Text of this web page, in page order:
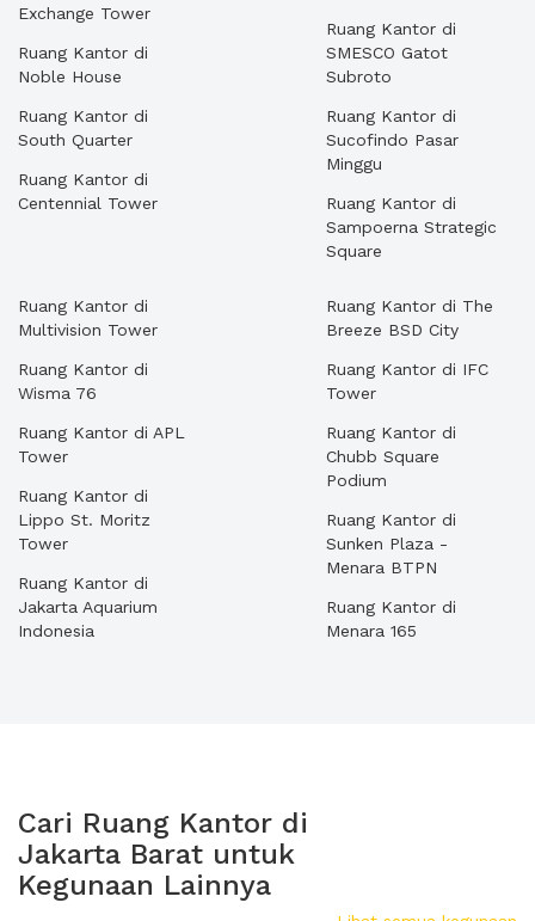
Exchange Tower
Ruang Kantor di
Noble House
Ruang Kantor di
South Quarter
Ruang Kantor di
Centennial Tower
Ruang Kantor di
SMESCO Gatot
Subroto
Ruang Kantor di
Sucofindo Pasar
Minggu
Ruang Kantor di
Sampoerna Strategic
Square
Ruang Kantor di
Multivision Tower
Ruang Kantor di
Wisma 76
Ruang Kantor di APL
Tower
Ruang Kantor di
Lippo St. Moritz
Tower
Ruang Kantor di
Jakarta Aquarium
Indonesia
Ruang Kantor di The
Breeze BSD City
Ruang Kantor di IFC
Tower
Ruang Kantor di
Chubb Square
Podium
Ruang Kantor di
Sunken Plaza -
Menara BTPN
Ruang Kantor di
Menara 165
Cari Ruang Kantor di
Jakarta Barat untuk
Kegunaan Lainnya